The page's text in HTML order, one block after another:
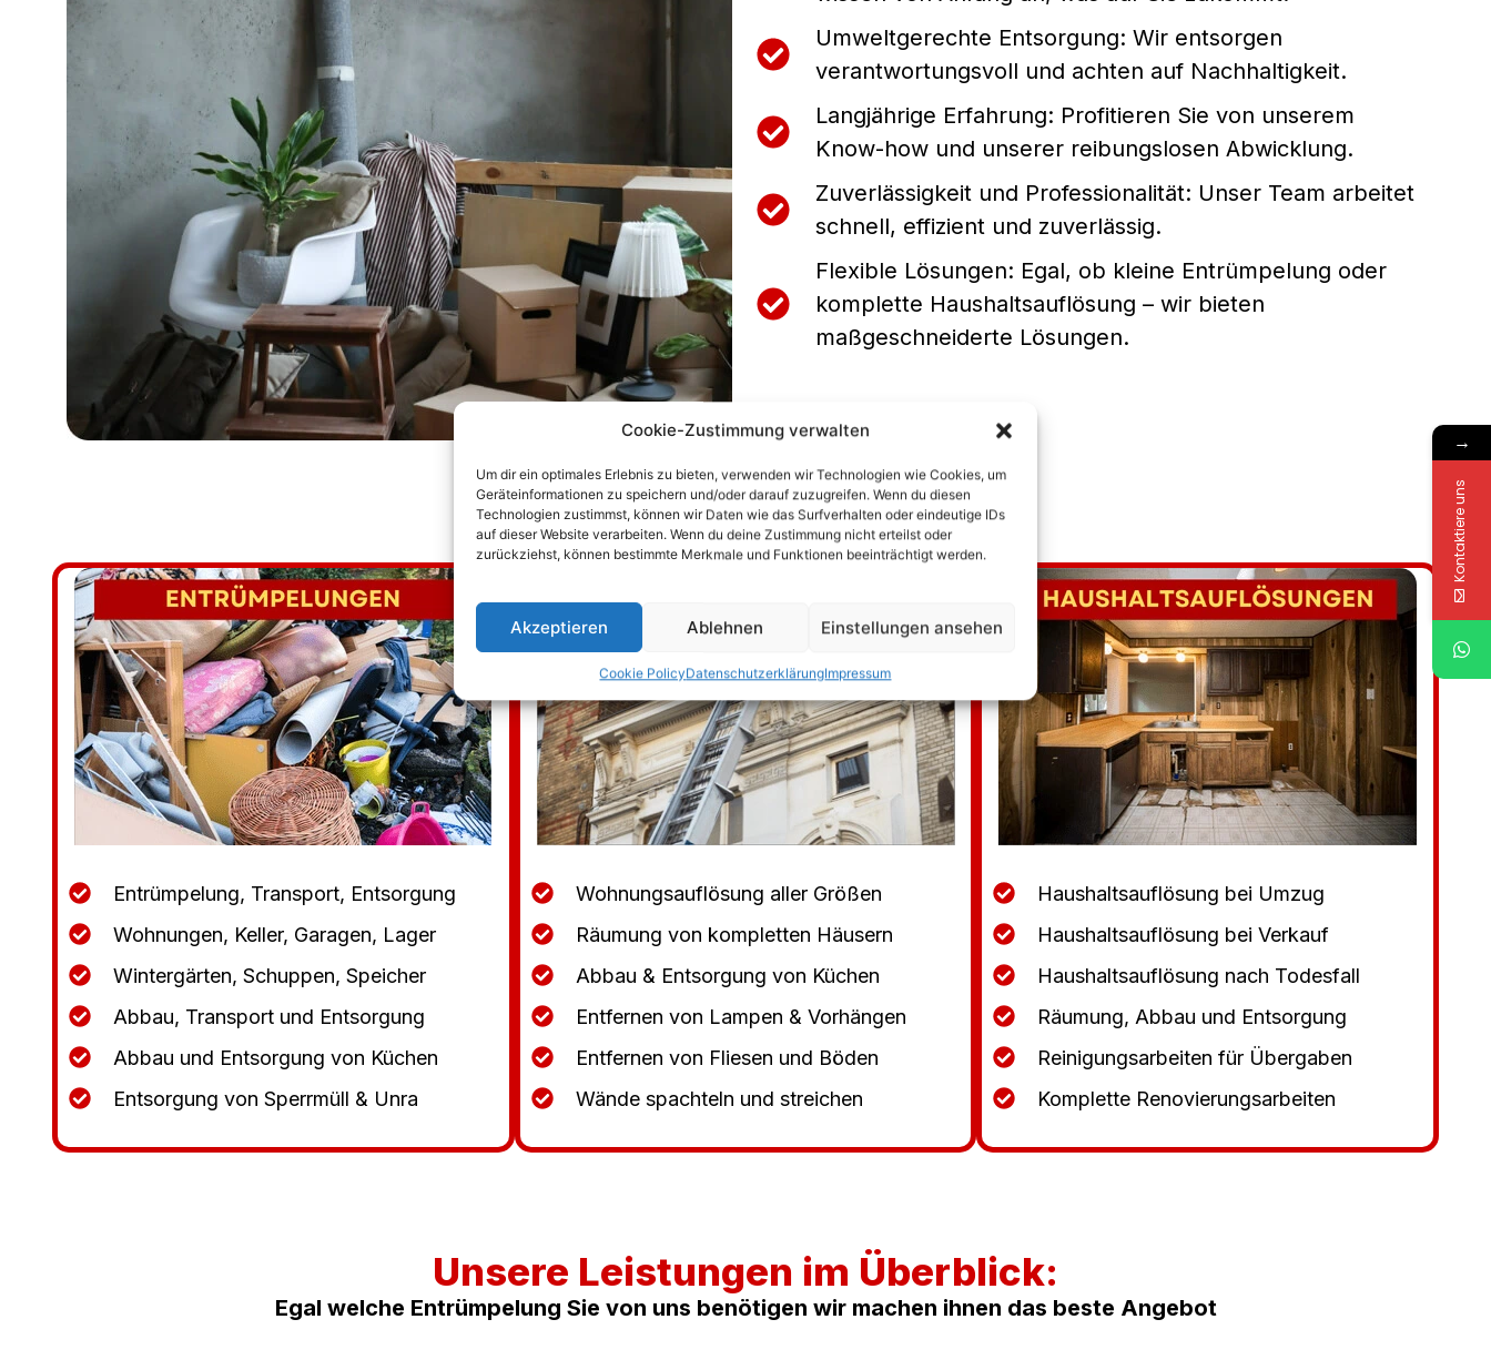
Cookie-Zustimmung verwalten
Um dir ein optimales Erlebnis zu bieten, verwenden wir Technologien wie Cookies, um
Geräteinformationen zu speichern und/oder darauf zuzugreifen. Wenn du diesen
Technologien zustimmst, können wir Daten wie das Surfverhalten oder eindeutige IDs
auf dieser Website verarbeiten. Wenn du deine Zustimmung nicht erteilst oder
zurückziehst, können bestimmte Merkmale und Funktionen beeinträchtigt werden.
Akzeptieren Ablehnen Einstellungen ansehen
Cookie PolicyDatenschutzerklärungImpressum
Umweltgerechte Entsorgung: Wir entsorgen
verantwortungsvoll und achten auf Nachhaltigkeit.
Langjährige Erfahrung: Profitieren Sie von unserem
Know-how und unserer reibungslosen Abwicklung.
Zuverlässigkeit und Professionalität: Unser Team arbeitet
schnell, effizient und zuverlässig.
Flexible Lösungen: Egal, ob kleine Entrümpelung oder
komplette Haushaltsauflösung – wir bieten
maßgeschneiderte Lösungen.
Entrümpelung, Transport, Entsorgung
Wohnungen, Keller, Garagen, Lager
Wintergärten, Schuppen, Speicher
Abbau, Transport und Entsorgung
Abbau und Entsorgung von Küchen
Entsorgung von Sperrmüll & Unra
Wohnungsauflösung aller Größen
Räumung von kompletten Häusern
Abbau & Entsorgung von Küchen
Entfernen von Lampen & Vorhängen
Entfernen von Fliesen und Böden
Wände spachteln und streichen
Haushaltsauflösung bei Umzug
Haushaltsauflösung bei Verkauf
Haushaltsauflösung nach Todesfall
Räumung, Abbau und Entsorgung
Reinigungsarbeiten für Übergaben
Komplette Renovierungsarbeiten
Unsere Leistungen im Überblick:
Egal welche Entrümpelung Sie von uns benötigen wir machen ihnen das beste Angebot
→
Kontaktiere uns